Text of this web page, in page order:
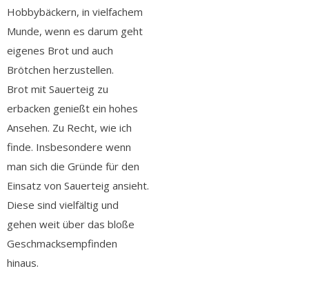
Hobbybäckern, in vielfachem
Munde, wenn es darum geht
eigenes Brot und auch
Brötchen herzustellen.
Brot mit Sauerteig zu
erbacken genießt ein hohes
Ansehen. Zu Recht, wie ich
finde. Insbesondere wenn
man sich die Gründe für den
Einsatz von Sauerteig ansieht.
Diese sind vielfältig und
gehen weit über das bloße
Geschmacksempfinden
hinaus.